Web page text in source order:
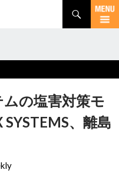
の塩害対策モ
、離島